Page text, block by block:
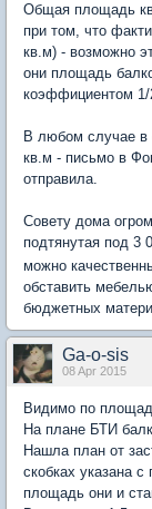
Общая площадь
при том, что
кв.м) - возможно
они площадь
коэффициентом 1/
В любом случае в
кв.м - письмо в
отправила.
Совету дома
подтянутая под 3
можно
обставить
бюджетных
Ga-o-sis
08 Apr 2015
Видимо по
На плане БТИ
Нашла план от
скобках указана
площадь они и